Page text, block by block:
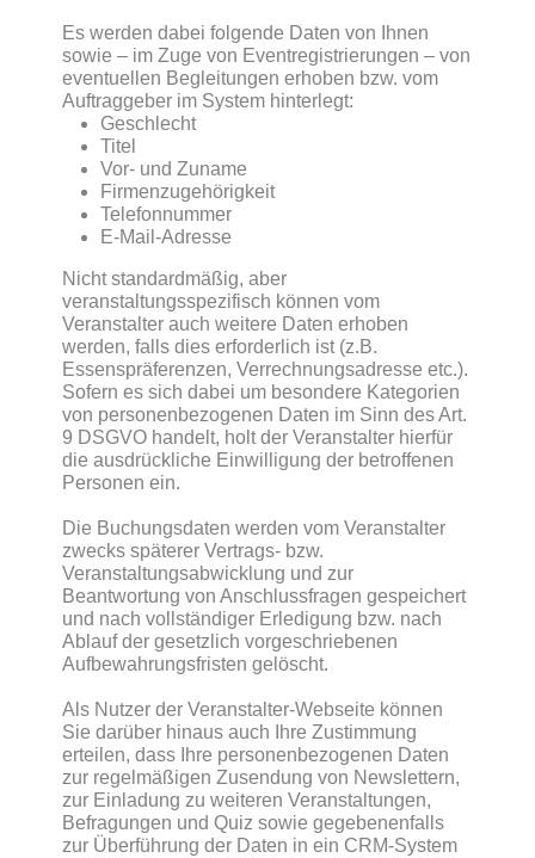
Es werden dabei folgende Daten von Ihnen
sowie – im Zuge von Eventregistrierungen – von
eventuellen Begleitungen erhoben bzw. vom
Auftraggeber im System hinterlegt:
Geschlecht
Titel
Vor- und Zuname
Firmenzugehörigkeit
Telefonnummer
E-Mail-Adresse
Nicht standardmäßig, aber
veranstaltungsspezifisch können vom
Veranstalter auch weitere Daten erhoben
werden, falls dies erforderlich ist (z.B.
Essenspräferenzen, Verrechnungsadresse etc.).
Sofern es sich dabei um besondere Kategorien
von personenbezogenen Daten im Sinn des Art.
9 DSGVO handelt, holt der Veranstalter hierfür
die ausdrückliche Einwilligung der betroffenen
Personen ein.
Die Buchungsdaten werden vom Veranstalter
zwecks späterer Vertrags- bzw.
Veranstaltungsabwicklung und zur
Beantwortung von Anschlussfragen gespeichert
und nach vollständiger Erledigung bzw. nach
Ablauf der gesetzlich vorgeschriebenen
Aufbewahrungsfristen gelöscht.
Als Nutzer der Veranstalter-Webseite können
Sie darüber hinaus auch Ihre Zustimmung
erteilen, dass Ihre personenbezogenen Daten
zur regelmäßigen Zusendung von Newslettern,
zur Einladung zu weiteren Veranstaltungen,
Befragungen und Quiz sowie gegebenenfalls
zur Überführung der Daten in ein CRM-System